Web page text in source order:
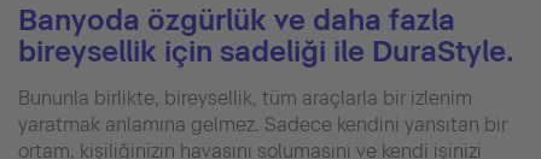
Banyoda özgürlük ve daha fazla
bireysellik için sadeliği ile DuraStyle.
Bununla birlikte, bireysellik, tüm araçlarla bir izlenim
yaratmak anlamına gelmez. Sadece kendini yansıtan bir
ortam, kişiliğinizin havasını solumasını ve kendi işinizi